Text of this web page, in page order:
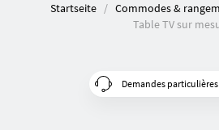
Startseite
Commodes &
Table TV sur
Demandes